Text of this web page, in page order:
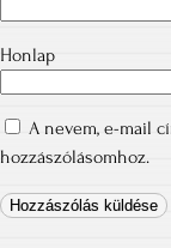
Honlap
A nevem, e-mail
hozzászólásomhoz.